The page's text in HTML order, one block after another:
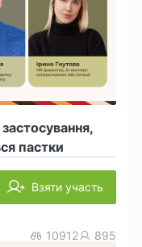
пастки
Взяти участь
10912 895